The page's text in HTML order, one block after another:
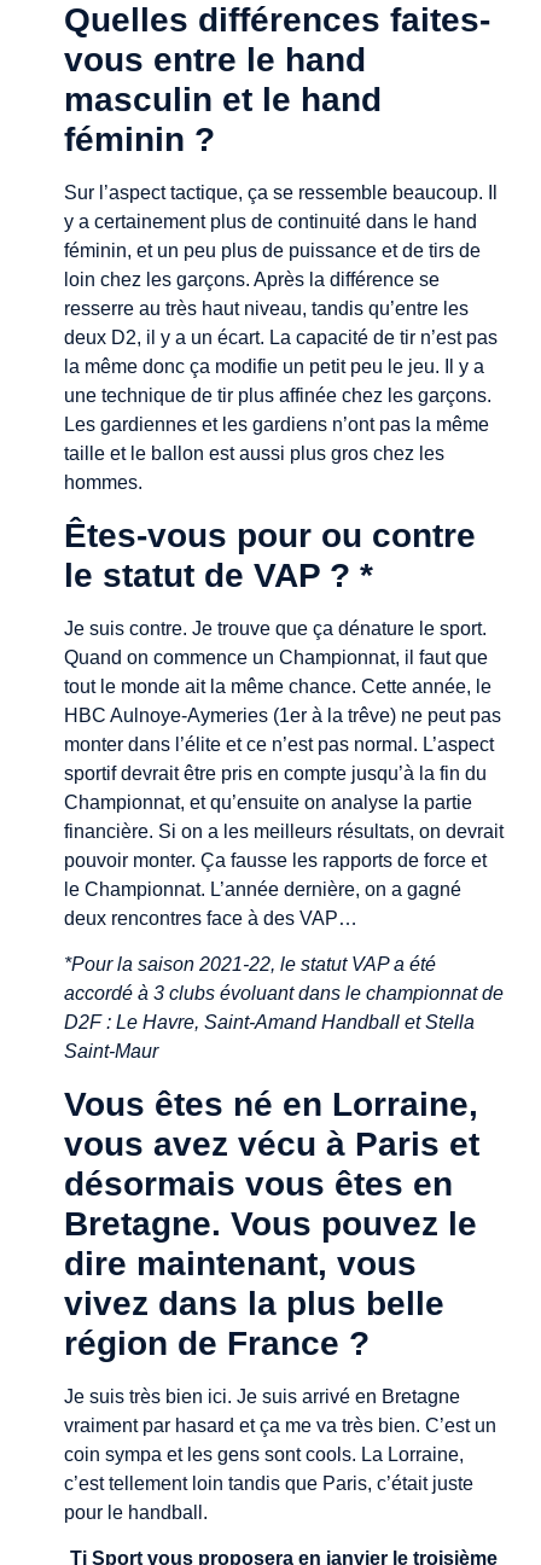
Quelles différences faites-
vous entre le hand
masculin et le hand
féminin ?
Sur l’aspect tactique, ça se ressemble beaucoup. Il
y a certainement plus de continuité dans le hand
féminin, et un peu plus de puissance et de tirs de
loin chez les garçons. Après la différence se
resserre au très haut niveau, tandis qu’entre les
deux D2, il y a un écart. La capacité de tir n’est pas
la même donc ça modifie un petit peu le jeu. Il y a
une technique de tir plus affinée chez les garçons.
Les gardiennes et les gardiens n’ont pas la même
taille et le ballon est aussi plus gros chez les
hommes.
Êtes-vous pour ou contre
le statut de VAP ? *
Je suis contre. Je trouve que ça dénature le sport.
Quand on commence un Championnat, il faut que
tout le monde ait la même chance. Cette année, le
HBC Aulnoye-Aymeries (1er à la trêve) ne peut pas
monter dans l’élite et ce n’est pas normal. L’aspect
sportif devrait être pris en compte jusqu’à la fin du
Championnat, et qu’ensuite on analyse la partie
financière. Si on a les meilleurs résultats, on devrait
pouvoir monter. Ça fausse les rapports de force et
le Championnat. L’année dernière, on a gagné
deux rencontres face à des VAP…
*Pour la saison 2021-22, le statut VAP a été
accordé à 3 clubs évoluant dans le championnat de
D2F : Le Havre, Saint-Amand Handball et Stella
Saint-Maur
Vous êtes né en Lorraine,
vous avez vécu à Paris et
désormais vous êtes en
Bretagne. Vous pouvez le
dire maintenant, vous
vivez dans la plus belle
région de France ?
Je suis très bien ici. Je suis arrivé en Bretagne
vraiment par hasard et ça me va très bien. C’est un
coin sympa et les gens sont cools. La Lorraine,
c’est tellement loin tandis que Paris, c’était juste
pour le handball.
Ti Sport vous proposera en janvier le troisième